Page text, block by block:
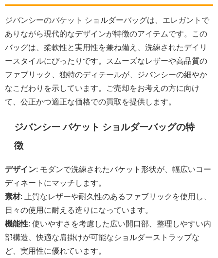
ジバンシーのバケット ショルダーバッグは、エレガントで
ありながら現代的なデザインが特徴のアイテムです。この
バッグは、柔軟性と実用性を兼ね備え、洗練されたデイリ
ースタイルにぴったりです。スムーズなレザーや高品質の
ファブリック、独特のディテールが、ジバンシーの細やか
なこだわりを示しています。ご売却をお考えの方に向け
て、公正かつ適正な価格での買取を提供します。
ジバンシー バケット ショルダーバッグの特
徴
デザイン: モダンで洗練されたバケット形状が、幅広いコー
ディネートにマッチします。
素材: 上質なレザーや耐久性のあるファブリックを使用し、
日々の使用に耐える造りになっています。
機能性: 使いやすさを考慮した広い開口部、整理しやすい内
部構造、快適な肩掛けが可能なショルダーストラップな
ど、実用性に優れています。